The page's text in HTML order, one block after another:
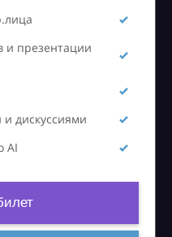
и презентации
дискуссиями
AI